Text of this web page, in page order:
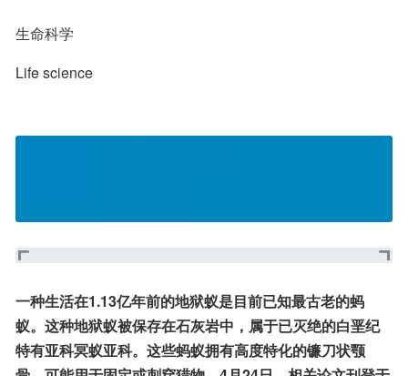
生命科学
Life science
一种生活在1.13亿年前的地狱蚁是目前已知最古老的蚂
蚁。这种地狱蚁被保存在石灰岩中，属于已灭绝的白垩纪
特有亚科冥蚁亚科。这些蚂蚁拥有高度特化的镰刀状颚